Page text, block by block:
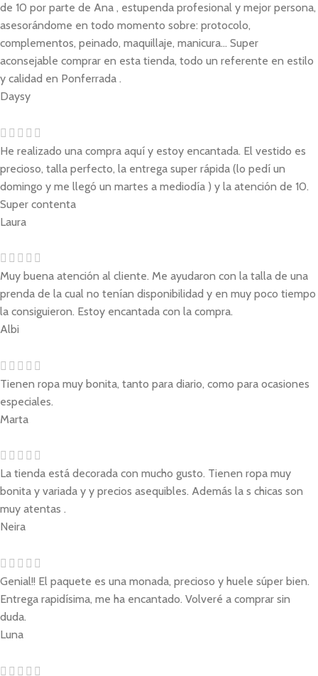
de 10 por parte de Ana , estupenda profesional y mejor persona,
asesorándome en todo momento sobre: protocolo,
complementos, peinado, maquillaje, manicura... Super
aconsejable comprar en esta tienda, todo un referente en estilo
y calidad en Ponferrada .
Daysy
He realizado una compra aquí y estoy encantada. El vestido es
precioso, talla perfecto, la entrega super rápida (lo pedí un
domingo y me llegó un martes a mediodía ) y la atención de 10.
Super contenta
Laura
Muy buena atención al cliente. Me ayudaron con la talla de una
prenda de la cual no tenían disponibilidad y en muy poco tiempo
la consiguieron. Estoy encantada con la compra.
Albi
Tienen ropa muy bonita, tanto para diario, como para ocasiones
especiales.
Marta
La tienda está decorada con mucho gusto. Tienen ropa muy
bonita y variada y y precios asequibles. Además la s chicas son
muy atentas .
Neira
Genial!! El paquete es una monada, precioso y huele súper bien.
Entrega rapidísima, me ha encantado. Volveré a comprar sin
duda.
Luna